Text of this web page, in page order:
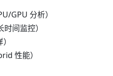
GPU 分析）
时间监控）
性能）